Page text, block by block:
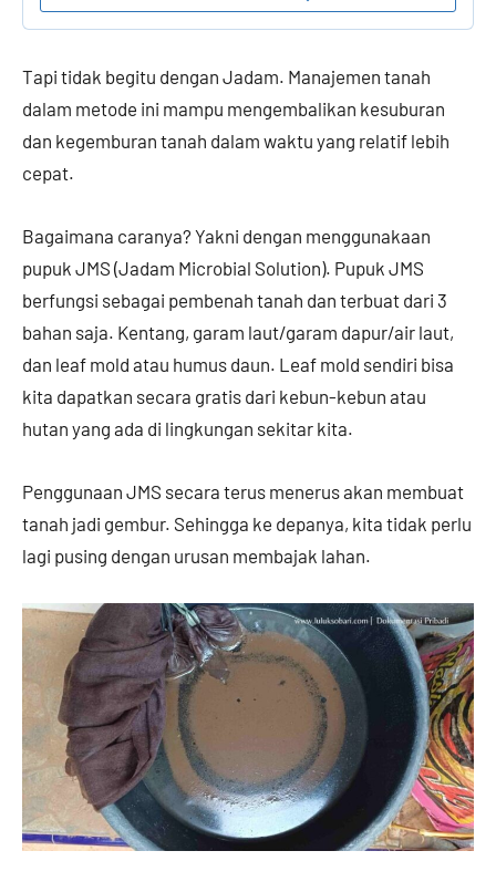
Tapi tidak begitu dengan Jadam. Manajemen tanah
dalam metode ini mampu mengembalikan kesuburan
dan kegemburan tanah dalam waktu yang relatif lebih
cepat.
Bagaimana caranya? Yakni dengan menggunakaan
pupuk JMS (Jadam Microbial Solution). Pupuk JMS
berfungsi sebagai pembenah tanah dan terbuat dari 3
bahan saja. Kentang, garam laut/garam dapur/air laut,
dan leaf mold atau humus daun. Leaf mold sendiri bisa
kita dapatkan secara gratis dari kebun-kebun atau
hutan yang ada di lingkungan sekitar kita.
Penggunaan JMS secara terus menerus akan membuat
tanah jadi gembur. Sehingga ke depanya, kita tidak perlu
lagi pusing dengan urusan membajak lahan.